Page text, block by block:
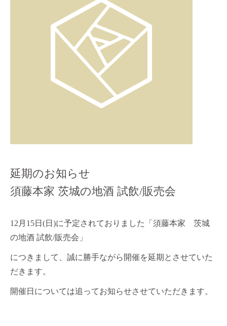
延期のお知らせ
須藤本家 茨城の地酒 試飲/販売会
12月15日(日)に予定されておりました「須藤本家 茨城
の地酒 試飲/販売会」
につきまして、誠に勝手ながら開催を延期とさせていた
だきます。
開催日については追ってお知らせさせていただきます。